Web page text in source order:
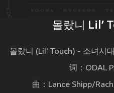
몰랐니 Lil’
몰랐니 (Lil' Touch) - 소녀시
词：ODAL
曲：Lance Shipp/